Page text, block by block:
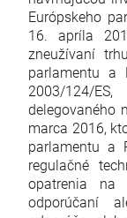
Európskeho
16. apríla
zneužívaní
parlamentu a
2003/124/
delegovaného
marca 2016,
parlamentu a
regulačné
opatrenia na
odporúčaní